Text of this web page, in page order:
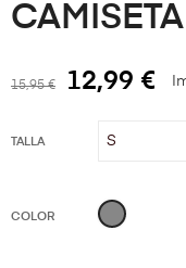
15,95 € 12,99 €
TALLA
COLOR GRIS